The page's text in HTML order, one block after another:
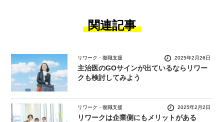
関連記事
リワーク・復職支援 2025年2月26日
主治医のGOサインが出ているならリワー
クも検討してみよう
リワーク・復職支援 2025年2月2日
リワークは企業側にもメリットがある